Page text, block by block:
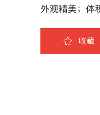
外观精美；体
收藏